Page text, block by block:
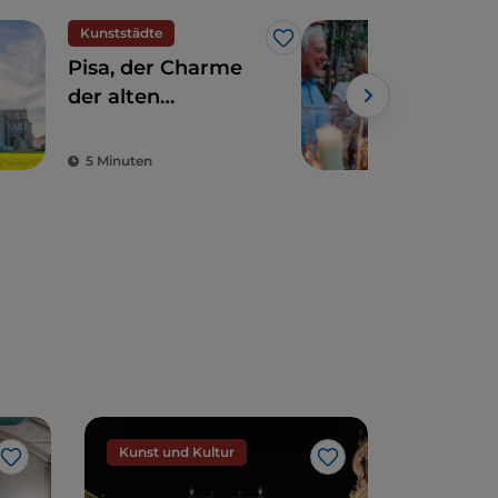
Kunststädte
Like
Pisa, der Charme
der alten
dem schiefen Turm
5 Minuten
Like
Kunst und Kultur
Like